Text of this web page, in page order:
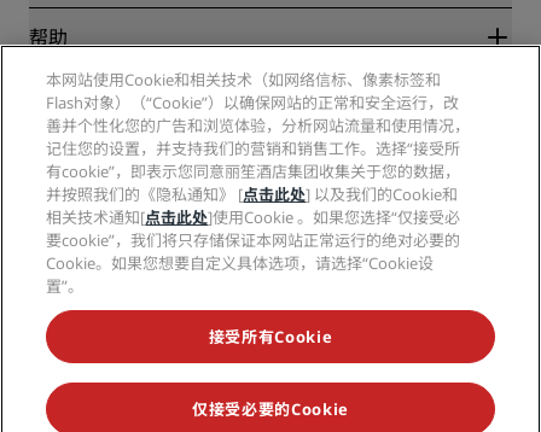
体育认证酒店
家庭友好型酒店
健康与安全
工作机会 RHG
工作机会 PPHE
工作机会 EHL
The Club by RHG
发展机会
责任经营
采购
隐私中心
丽赏会条款和条件
网站使用协议
数字无障碍
现代奴隶制声明
帮助
消费者警示
联系方式
常见问题
网站地图
社交媒体
丽笙酒店集团品牌
不再错失我们最受欢迎的酒店优惠
本网站使用Cookie和相关技术（如网络信标、像素标签和
Flash对象）（“Cookie”）以确保网站的正常和安全运行，改
善并个性化您的广告和浏览体验，分析网站流量和使用情况，
记住您的设置，并支持我们的营销和销售工作。选择“接受所
有cookie”，即表示您同意丽笙酒店集团收集关于您的数据，
并按照我们的《隐私通知》 [点击此处] 以及我们的Cookie和
相关技术通知[点击此处]使用Cookie 。如果您选择“仅接受必
要cookie”，我们将只存储保证本网站正常运行的绝对必要的
Cookie。如果您想要自定义具体选项，请选择“Cookie设
置”。
接受所有Cookie
仅接受必要的Cookie